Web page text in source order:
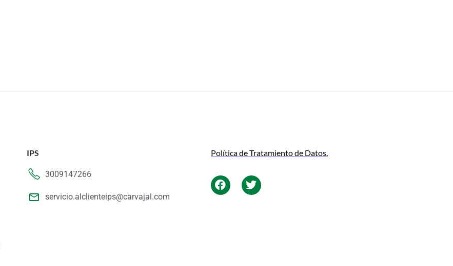
IPS
3009147266
servicio.alclienteips@carvajal.com
Política de Tratamiento de Datos.